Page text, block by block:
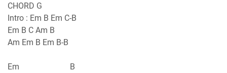
CHORD G
Intro : Em B Em C-B
Em B C Am B
Am Em B Em B-B
Em B